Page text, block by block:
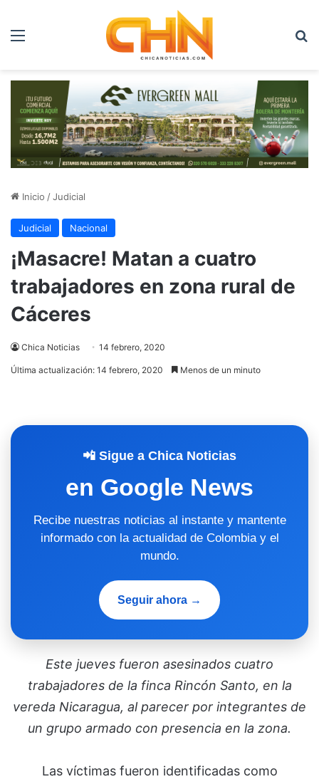
Menú
Inicio /Judicial
Judicial Nacional
¡Masacre! Matan a cuatro
trabajadores en zona rural de
Cáceres
Chica Noticias 14 febrero, 2020
Última actualización: 14 febrero, 2020 Menos de un minuto
📲 Sigue a Chica Noticias
en Google News
Recibe nuestras noticias al instante y mantente
informado con la actualidad de Colombia y el
mundo.
Seguir ahora →
Este jueves fueron asesinados cuatro
trabajadores de la finca Rincón Santo, en la
vereda Nicaragua, al parecer por integrantes de
un grupo armado con presencia en la zona.
Las víctimas fueron identificadas como